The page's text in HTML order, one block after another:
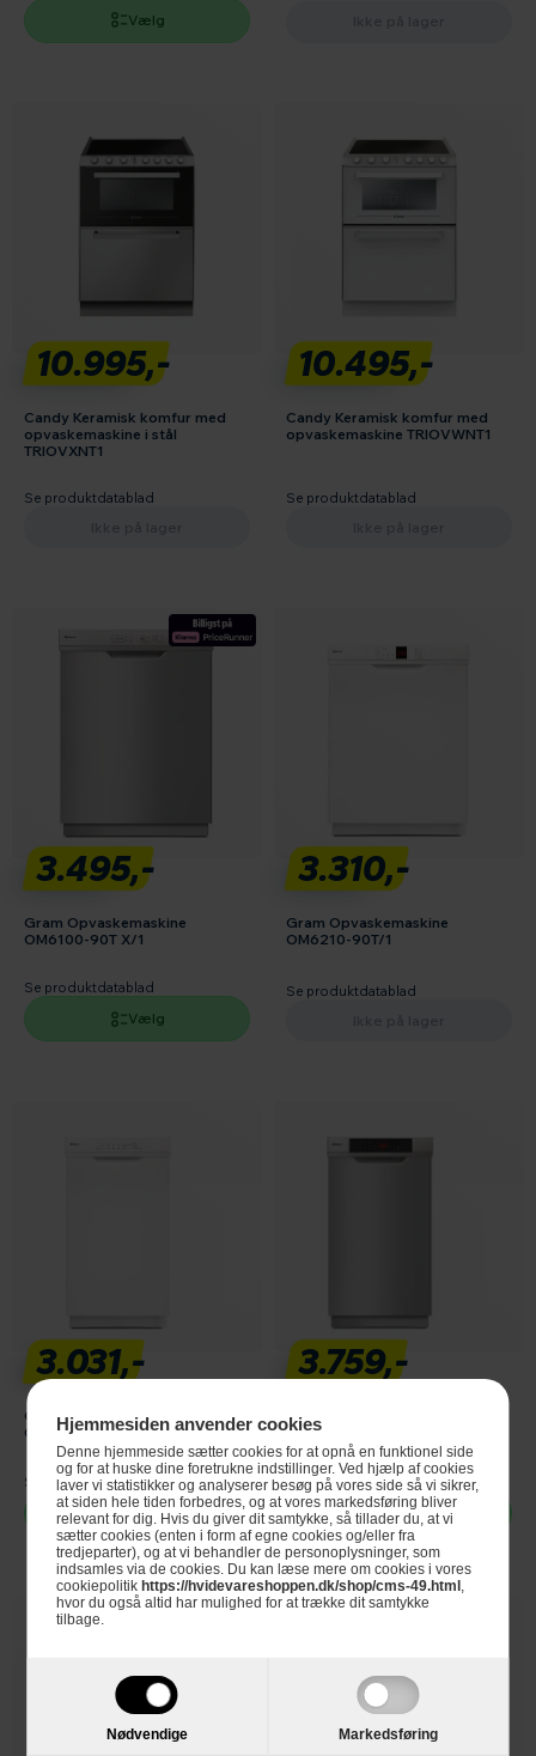
Hjemmesiden anvender cookies
Denne hjemmeside sætter cookies for at opnå en funktionel side
og for at huske dine foretrukne indstillinger. Ved hjælp af cookies
laver vi statistikker og analyserer besøg på vores side så vi sikrer,
at siden hele tiden forbedres, og at vores markedsføring bliver
relevant for dig. Hvis du giver dit samtykke, så tillader du, at vi
sætter cookies (enten i form af egne cookies og/eller fra
tredjeparter), og at vi behandler de personoplysninger, som
indsamles via de cookies. Du kan læse mere om cookies i vores
cookiepolitik https://hvidevareshoppen.dk/shop/cms-49.html ,
hvor du også altid har mulighed for at trække dit samtykke
tilbage.
Nødvendige Markedsføring
Vælg
10.995,-
Candy Keramisk komfur med
opvaskemaskine i stål
TRIOVXNT1
Se produktdatablad
10.495,-
Candy Keramisk komfur med
opvaskemaskine TRIOVWNT1
Se produktdatablad
3.495,-
Gram Opvaskemaskine
OM6100-90T X/1
Se produktdatablad
Vælg
3.310,-
Gram Opvaskemaskine
OM6210-90T/1
Se produktdatablad
3.031,-
Gram Opvaskemaskine 45 cm
OM4110-90T/1
Se produktdatablad
Vælg
3.759,-
Gram Opvaskemaskine 45 cm
OM4330-90RT X/1
Se produktdatablad
Vælg